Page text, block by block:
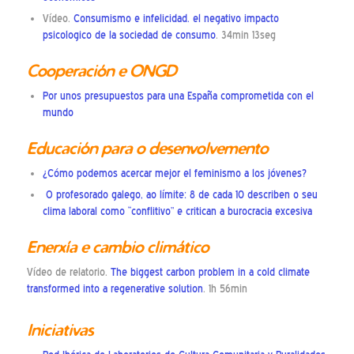
Vídeo. Consumismo e infelicidad. el negativo impacto
psicologico de la sociedad de consumo. 34min 13seg
Cooperación e ONGD
Por unos presupuestos para una España comprometida con el
mundo
Educación para o desenvolvemento
¿Cómo podemos acercar mejor el feminismo a los jóvenes?
O profesorado galego, ao límite: 8 de cada 10 describen o seu
clima laboral como “conflitivo” e critican a burocracia excesiva
Enerxía e cambio climático
Vídeo de relatorio. The biggest carbon problem in a cold climate
transformed into a regenerative solution. 1h 56min
Iniciativas